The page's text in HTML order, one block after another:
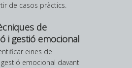
de casos pràctics.
de
i gestió emocional
eines de
emocional davant